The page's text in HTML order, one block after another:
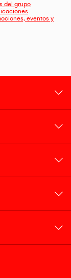
del grupo
eventos y